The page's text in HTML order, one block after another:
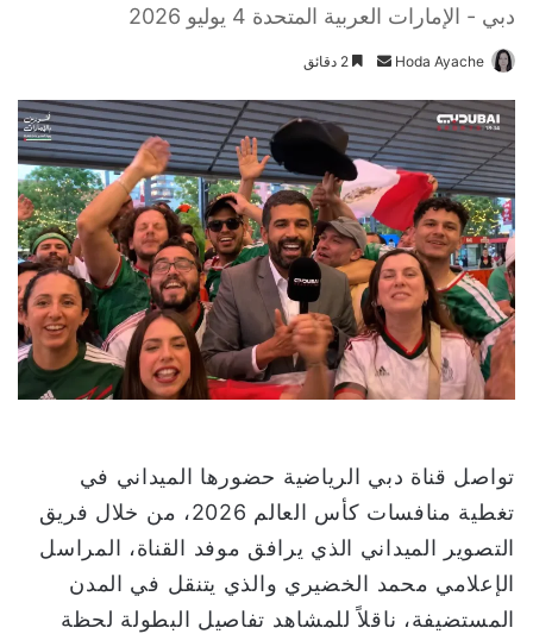
دبي - الإمارات العربية المتحدة 4 يوليو 2026
Hoda Ayache
س
ل
ر
ي
د
إ
ل
ك
ت
ن
ي
ا
تواصل قناة دبي الرياضية حضورها الميداني في
تغطية منافسات كأس العالم 2026، من خلال فريق
التصوير الميداني الذي يرافق موفد القناة، المراسل
الإعلامي محمد الخضيري والذي يتنقل في المدن
المستضيفة، ناقلاً للمشاهد تفاصيل البطولة لحظة